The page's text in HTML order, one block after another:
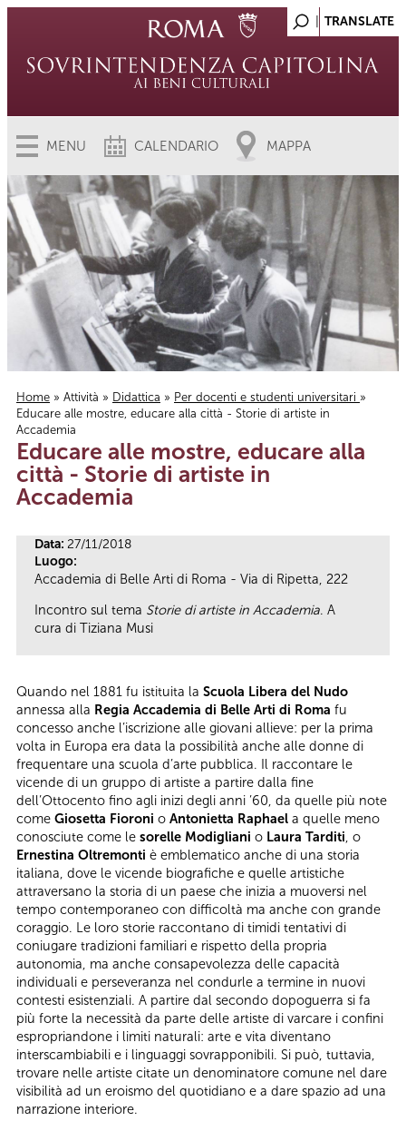
MENU CALENDARIO MAPPA
Tu sei qui
Home » Attività » Didattica » Per docenti e studenti universitari »
Educare alle mostre, educare alla città - Storie di artiste in
Accademia
Educare alle mostre, educare alla
città - Storie di artiste in
Accademia
Data: 27/11/2018
Luogo:
Accademia di Belle Arti di Roma - Via di Ripetta, 222
Incontro sul tema Storie di artiste in Accademia. A
cura di Tiziana Musi
Quando nel 1881 fu istituita la Scuola Libera del Nudo
annessa alla Regia Accademia di Belle Arti di Roma fu
concesso anche l’iscrizione alle giovani allieve: per la prima
volta in Europa era data la possibilità anche alle donne di
frequentare una scuola d’arte pubblica. Il raccontare le
vicende di un gruppo di artiste a partire dalla fine
dell’Ottocento fino agli inizi degli anni ’60, da quelle più note
come Giosetta Fioroni o Antonietta Raphael a quelle meno
conosciute come le sorelle Modigliani o Laura Tarditi, o
Ernestina Oltremonti è emblematico anche di una storia
italiana, dove le vicende biografiche e quelle artistiche
attraversano la storia di un paese che inizia a muoversi nel
tempo contemporaneo con difficoltà ma anche con grande
coraggio. Le loro storie raccontano di timidi tentativi di
coniugare tradizioni familiari e rispetto della propria
autonomia, ma anche consapevolezza delle capacità
individuali e perseveranza nel condurle a termine in nuovi
contesti esistenziali. A partire dal secondo dopoguerra si fa
più forte la necessità da parte delle artiste di varcare i confini
espropriandone i limiti naturali: arte e vita diventano
interscambiabili e i linguaggi sovrapponibili. Si può, tuttavia,
trovare nelle artiste citate un denominatore comune nel dare
visibilità ad un eroismo del quotidiano e a dare spazio ad una
narrazione interiore.